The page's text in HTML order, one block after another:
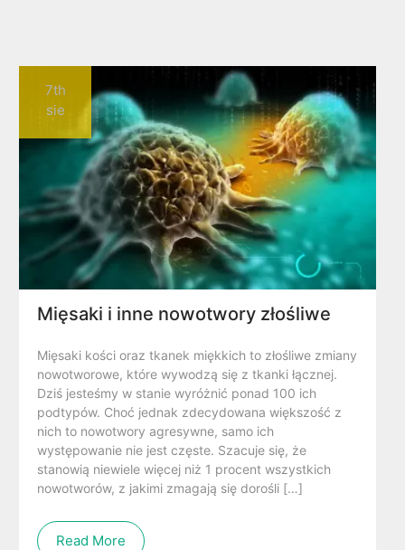
7th
sie
Mięsaki i inne nowotwory złośliwe
Mięsaki kości oraz tkanek miękkich to złośliwe zmiany
nowotworowe, które wywodzą się z tkanki łącznej.
Dziś jesteśmy w stanie wyróżnić ponad 100 ich
podtypów. Choć jednak zdecydowana większość z
nich to nowotwory agresywne, samo ich
występowanie nie jest częste. Szacuje się, że
stanowią niewiele więcej niż 1 procent wszystkich
nowotworów, z jakimi zmagają się dorośli […]
Read More